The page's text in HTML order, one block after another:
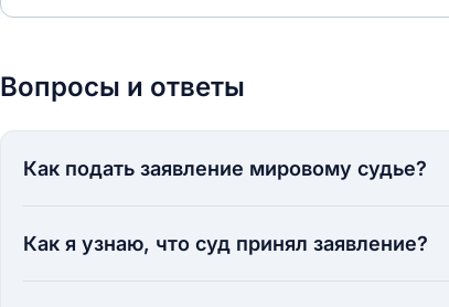
Вопросы и ответы
Как подать заявление мировому судье?
Как я узнаю, что суд принял заявление?